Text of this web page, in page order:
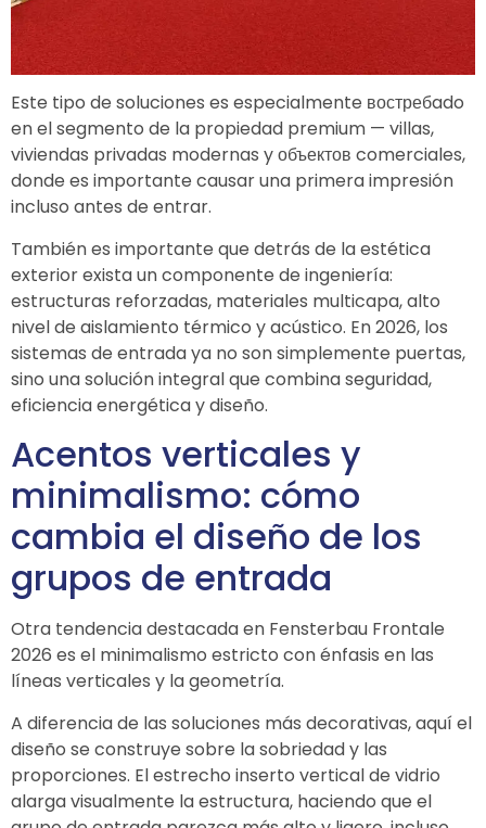
Este tipo de soluciones es especialmente востребado
en el segmento de la propiedad premium — villas,
viviendas privadas modernas y объектов comerciales,
donde es importante causar una primera impresión
incluso antes de entrar.
También es importante que detrás de la estética
exterior exista un componente de ingeniería:
estructuras reforzadas, materiales multicapa, alto
nivel de aislamiento térmico y acústico. En 2026, los
sistemas de entrada ya no son simplemente puertas,
sino una solución integral que combina seguridad,
eficiencia energética y diseño.
Acentos verticales y
minimalismo: cómo
cambia el diseño de los
grupos de entrada
Otra tendencia destacada en Fensterbau Frontale
2026 es el minimalismo estricto con énfasis en las
líneas verticales y la geometría.
A diferencia de las soluciones más decorativas, aquí el
diseño se construye sobre la sobriedad y las
proporciones. El estrecho inserto vertical de vidrio
alarga visualmente la estructura, haciendo que el